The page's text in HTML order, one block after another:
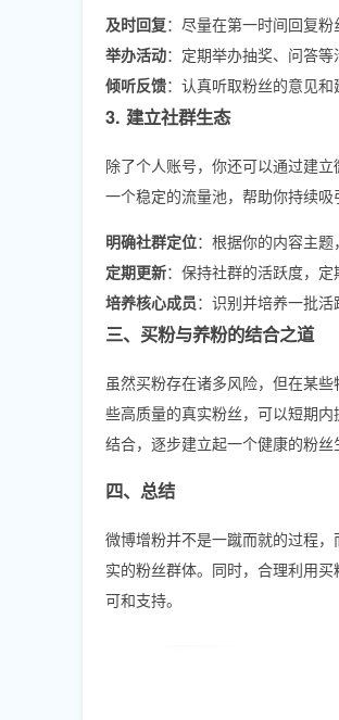
及时回复：尽量在第一时间回复粉
举办活动：定期举办抽奖、问答等
倾听反馈：认真听取粉丝的意见和
3. 建立社群生态
除了个人账号，你还可以通过建
一个稳定的流量池，帮助你持续吸
明确社群定位：根据你的内容主
定期更新：保持社群的活跃度，
培养核心成员：识别并培养一批
三、买粉与养粉的结合之道
虽然买粉存在诸多风险，但在某
些高质量的真实粉丝，可以短期
结合，逐步建立起一个健康的粉丝
四、总结
微博增粉并不是一蹴而就的过程
实的粉丝群体。同时，合理利用
可和支持。